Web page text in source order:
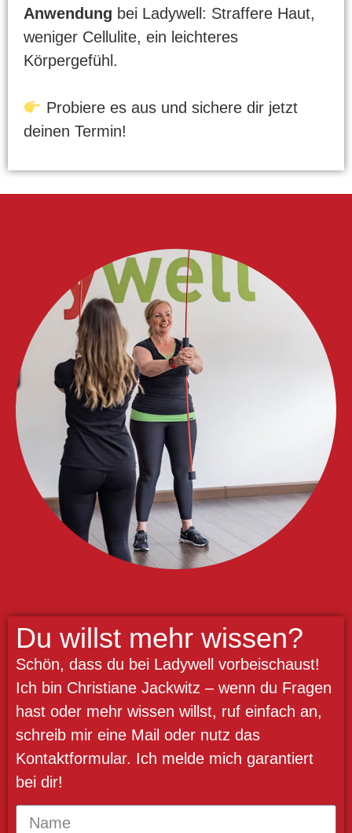
Anwendung bei Ladywell: Straffere Haut,
weniger Cellulite, ein leichteres
Körpergefühl.
Probiere es aus und sichere dir jetzt
deinen Termin!
Du willst mehr wissen?
Schön, dass du bei Ladywell vorbeischaust!
Ich bin Christiane Jackwitz – wenn du Fragen
hast oder mehr wissen willst, ruf einfach an,
schreib mir eine Mail oder nutz das
Kontaktformular. Ich melde mich garantiert
bei dir!